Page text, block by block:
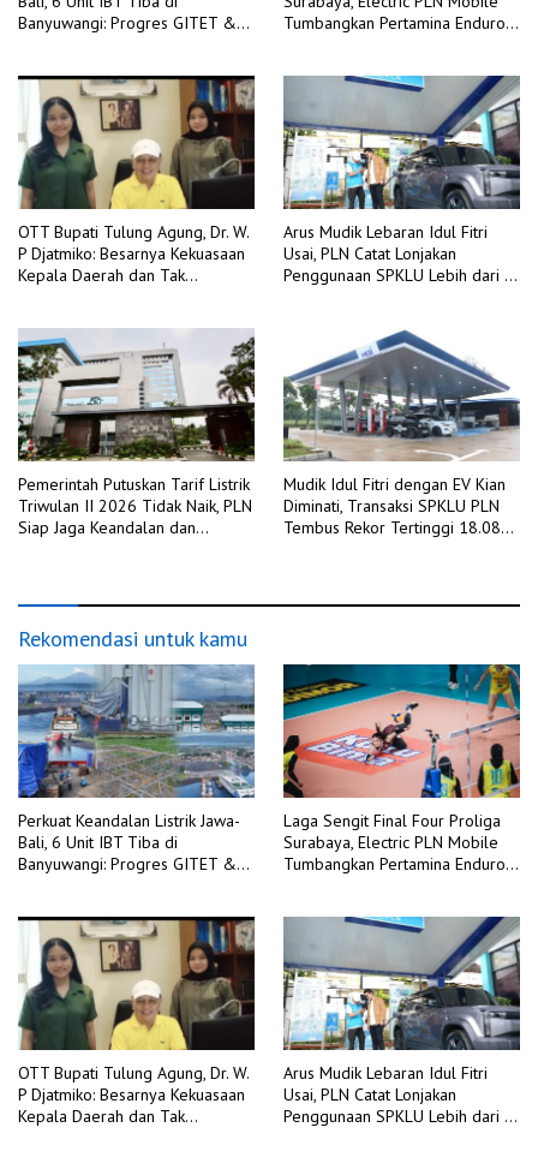
Banyuwangi: Progres GITET &
Tumbangkan Pertamina Enduro
OTT Bupati Tulung Agung, Dr. W.
P Djatmiko: Besarnya Kekuasaan
Kepala Daerah dan Tak
Arus Mudik Lebaran Idul Fitri
Usai, PLN Catat Lonjakan
Penggunaan SPKLU Lebih dari 4
Pemerintah Putuskan Tarif Listrik
Triwulan II 2026 Tidak Naik, PLN
Siap Jaga Keandalan dan
Mudik Idul Fitri dengan EV Kian
Diminati, Transaksi SPKLU PLN
Tembus Rekor Tertinggi 18.088
Rekomendasi untuk kamu
Perkuat Keandalan Listrik Jawa-
Bali, 6 Unit IBT Tiba di
Banyuwangi: Progres GITET &
Laga Sengit Final Four Proliga
Surabaya, Electric PLN Mobile
Tumbangkan Pertamina Enduro
OTT Bupati Tulung Agung, Dr. W.
P Djatmiko: Besarnya Kekuasaan
Kepala Daerah dan Tak
Arus Mudik Lebaran Idul Fitri
Usai, PLN Catat Lonjakan
Penggunaan SPKLU Lebih dari 4